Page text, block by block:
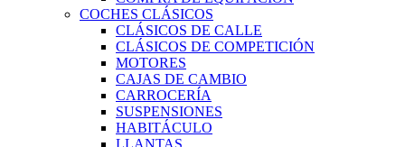
COCHES CLÁSICOS
CLÁSICOS DE CALLE
CLÁSICOS DE COMPETICIÓN
MOTORES
CAJAS DE CAMBIO
CARROCERÍA
SUSPENSIONES
HABITÁCULO
LLANTAS